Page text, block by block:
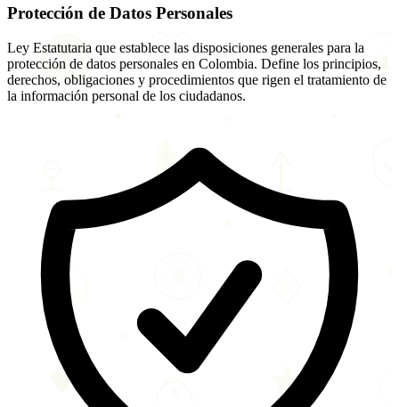
Protección de Datos Personales
Ley Estatutaria que establece las disposiciones generales para la
protección de datos personales en Colombia. Define los principios,
derechos, obligaciones y procedimientos que rigen el tratamiento de
la información personal de los ciudadanos.